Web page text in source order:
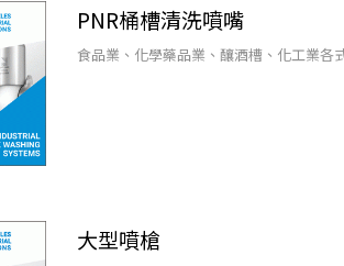
PNR桶槽清洗噴嘴
食品業、化學藥品業、釀酒槽、化工業各
大型噴槍